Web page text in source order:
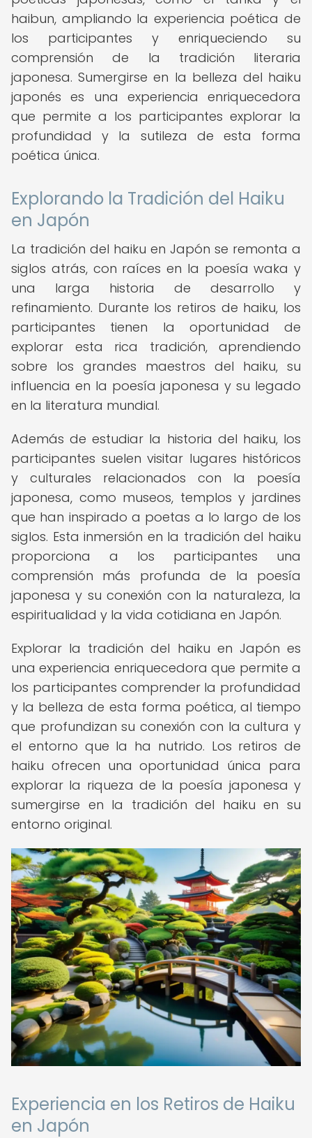
haibun, ampliando la experiencia poética de
los participantes y enriqueciendo su
comprensión de la tradición literaria
japonesa. Sumergirse en la belleza del haiku
japonés es una experiencia enriquecedora
que permite a los participantes explorar la
profundidad y la sutileza de esta forma
poética única.
Explorando la Tradición del Haiku
en Japón
La tradición del haiku en Japón se remonta a
siglos atrás, con raíces en la poesía waka y
una larga historia de desarrollo y
refinamiento. Durante los retiros de haiku, los
participantes tienen la oportunidad de
explorar esta rica tradición, aprendiendo
sobre los grandes maestros del haiku, su
influencia en la poesía japonesa y su legado
en la literatura mundial.
Además de estudiar la historia del haiku, los
participantes suelen visitar lugares históricos
y culturales relacionados con la poesía
japonesa, como museos, templos y jardines
que han inspirado a poetas a lo largo de los
siglos. Esta inmersión en la tradición del haiku
proporciona a los participantes una
comprensión más profunda de la poesía
japonesa y su conexión con la naturaleza, la
espiritualidad y la vida cotidiana en Japón.
Explorar la tradición del haiku en Japón es
una experiencia enriquecedora que permite a
los participantes comprender la profundidad
y la belleza de esta forma poética, al tiempo
que profundizan su conexión con la cultura y
el entorno que la ha nutrido. Los retiros de
haiku ofrecen una oportunidad única para
explorar la riqueza de la poesía japonesa y
sumergirse en la tradición del haiku en su
entorno original.
Experiencia en los Retiros de Haiku
en Japón